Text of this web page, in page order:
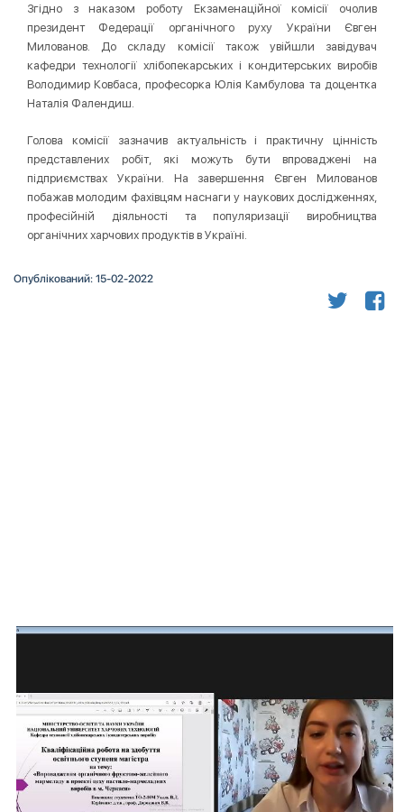
Згідно з наказом роботу Екзаменаційної комісії очолив
президент Федерації органічного руху України Євген
Милованов. До складу комісії також увійшли завідувач
кафедри технології хлібопекарських і кондитерських виробів
Володимир Ковбаса, професорка Юлія Камбулова та доцентка
Наталія Фалендиш.
Голова комісії зазначив актуальність і практичну цінність
представлених робіт, які можуть бути впроваджені на
підприємствах України. На завершення Євген Милованов
побажав молодим фахівцям наснаги у наукових дослідженнях,
професійній діяльності та популяризації виробництва
органічних харчових продуктів в Україні.
Опублікований: 15-02-2022